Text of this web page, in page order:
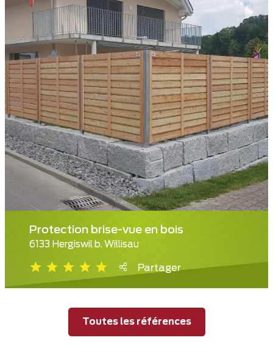
Protection brise-vue en bois
6133 Hergiswil b. Willisau
Partager
Toutes les références